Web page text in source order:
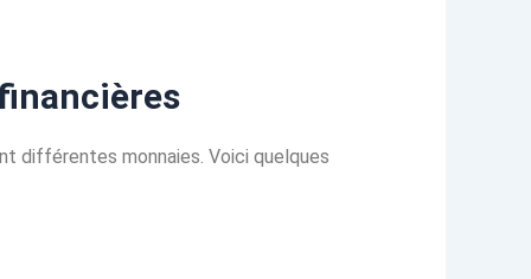
différentes monnaies. Voici quelques